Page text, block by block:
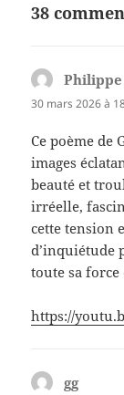
38
Philippe
30 mars 2026 à
Ce poème
images
beauté et
irréelle,
cette tension
d’inquiétude
toute sa
https://
ggdit :